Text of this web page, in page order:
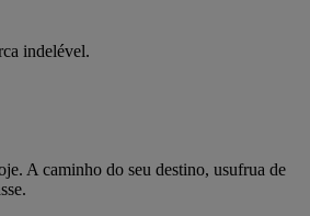
indelével.
A caminho do seu destino, usufrua de